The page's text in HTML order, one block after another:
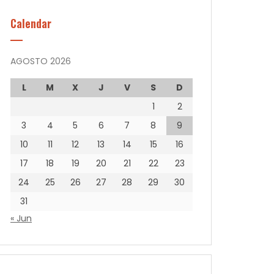
Calendar
AGOSTO 2026
L M X J V S
D
1
2
3
4 5 6 7 8
9
10
11 12 13 14 15
16
17
18 19 20 21 22
23
24
25 26 27 28 29
30
31
« Jun